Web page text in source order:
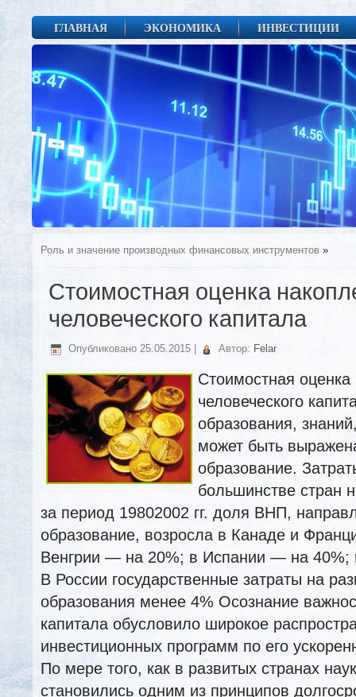
ГЛАВНАЯ ЭКОНОМИКА ИНВЕСТИЦИИ
Роль и значение производных финансовых инструментов »
Стоимостная оценка
человеческого капитала
Опубликовано 25.05.2015 Автор: Felar
Стоимостная оценка
человеческого
образования,
может быть
образование.
большинстве стран
за период 19802002 гг. доля ВНП,
образование, возросла в Канаде и
Венгрии — на 20%; в Испании — на 40%;
В России государственные затраты на
образования менее 4% Осознание
капитала обусловило широкое
инвестиционных программ по его
По мере того, как в развитых странах
становились одним из принципов